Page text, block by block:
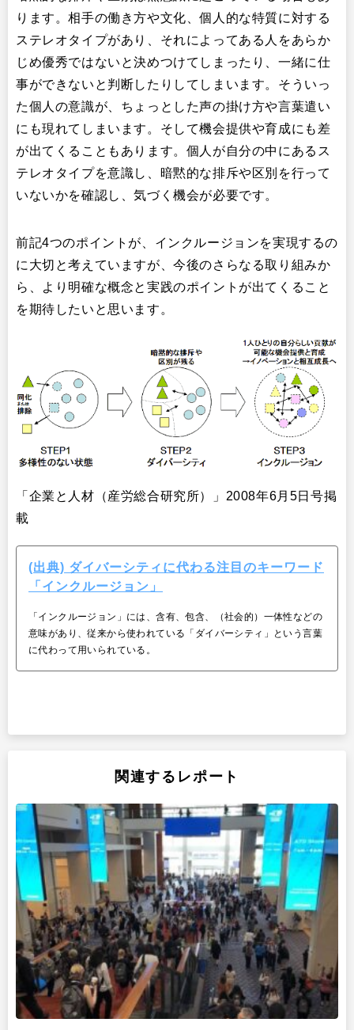
ります。相手の働き方や文化、個人的な特質に対する
ステレオタイプがあり、それによってある人をあらか
じめ優秀ではないと決めつけてしまったり、一緒に仕
事ができないと判断したりしてしまいます。そういっ
た個人の意識が、ちょっとした声の掛け方や言葉遣い
にも現れてしまいます。そして機会提供や育成にも差
が出てくることもあります。個人が自分の中にあるス
テレオタイプを意識し、暗黙的な排斥や区別を行って
いないかを確認し、気づく機会が必要です。
前記4つのポイントが、インクルージョンを実現するの
に大切と考えていますが、今後のさらなる取り組みか
ら、より明確な概念と実践のポイントが出てくること
を期待したいと思います。
「企業と人材（産労総合研究所）」2008年6月5日号掲
載
(出典) ダイバーシティに代わる注目のキーワード
「インクルージョン」
「インクルージョン」には、含有、包含、（社会的）一体性などの
意味があり、従来から使われている「ダイバーシティ」という言葉
に代わって用いられている。
関連するレポート